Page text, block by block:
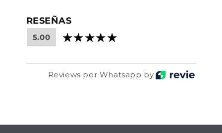
RESEÑAS
5.00
Reviews por Whatsapp by